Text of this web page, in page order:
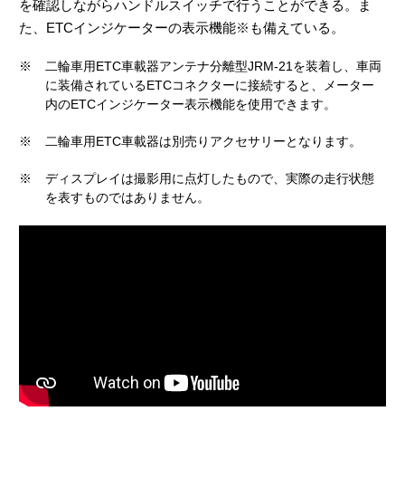
を確認しながらハンドルスイッチで行うことができる。ま
た、ETCインジケーターの表示機能※も備えている。
※
二輪車用ETC車載器アンテナ分離型JRM-21を装着し、車両
に装備されているETCコネクターに接続すると、メーター
内のETCインジケーター表示機能を使用できます。
※ 二輪車用ETC車載器は別売りアクセサリーとなります。
※
ディスプレイは撮影用に点灯したもので、実際の走行状態
を表すものではありません。